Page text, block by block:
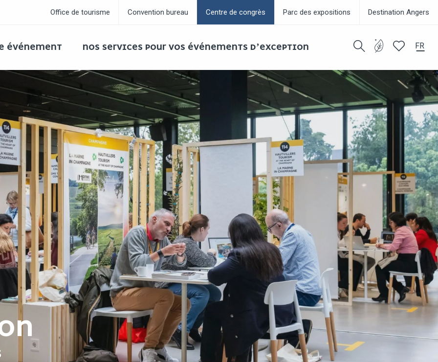
FR
Office de tourisme Convention bureau Centre de congrès Parc des expositions Destination Angers
ÉVÉNEMENT NOS SERVICES POUR VOS ÉVÉNEMENTS D’EXCEPTION